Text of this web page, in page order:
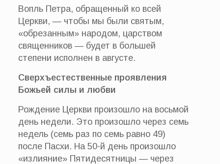
Вопль Петра, обращенный ко всей
Церкви, — чтобы мы были святым,
«обрезанным» народом, царством
священников — будет в большей
степени исполнен в августе.
Сверхъестественные проявления
Божьей силы и любви
Рождение Церкви произошло на восьмой
день недели. Это произошло через семь
недель (семь раз по семь равно 49)
после Пасхи. На 50-й день произошло
«излияние» Пятидесятницы — через